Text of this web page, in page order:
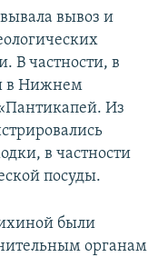
вывоз и
В частности, в
в Нижнем
Из
в частности
посуды.
были
органам